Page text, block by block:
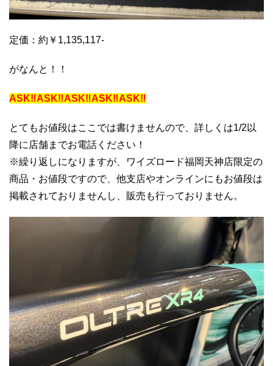
定価：約￥1,135,117-
がなんと！！
ASK‼ASK‼ASK‼ASK‼ASK‼
とてもお値段はここでは書けませんので、詳しくは1/2以
降に店舗までお電話ください！
※繰り返しになりますが、ワイズロード福岡天神店限定の
商品・お値段ですので、他支店やオンラインにもお値段は
掲載されておりませんし、販売も行っておりません。